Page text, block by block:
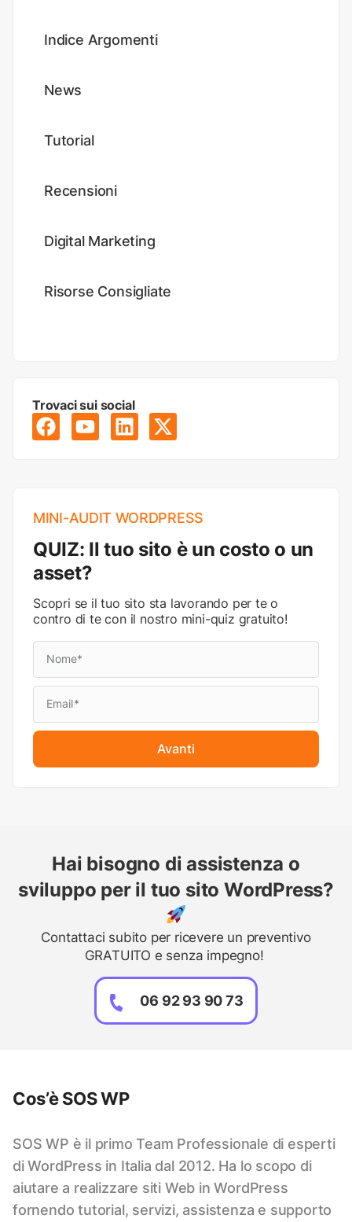
Indice Argomenti
News
Tutorial
Recensioni
Digital Marketing
Risorse Consigliate
Trovaci sui social
MINI-AUDIT WORDPRESS
QUIZ: Il tuo sito è un costo o un
asset?
Scopri se il tuo sito sta lavorando per te o
contro di te con il nostro mini-quiz gratuito!
Avanti
Hai bisogno di assistenza o
sviluppo per il tuo sito WordPress?
Contattaci subito per ricevere un preventivo
GRATUITO e senza impegno!
06 92 93 90 73
Cos’è SOS WP
SOS WP è il primo Team Professionale di esperti
di WordPress in Italia dal 2012. Ha lo scopo di
aiutare a realizzare siti Web in WordPress
fornendo tutorial, servizi, assistenza e supporto